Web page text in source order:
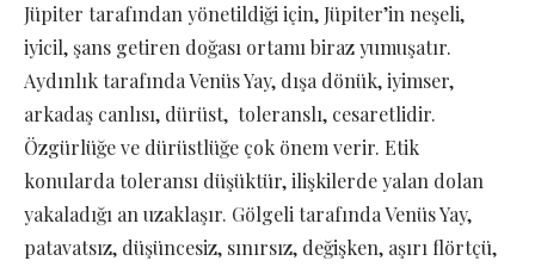
Jüpiter tarafından yönetildiği için, Jüpiter’in neşeli,
iyicil, şans getiren doğası ortamı biraz yumuşatır.
Aydınlık tarafında Venüs Yay, dışa dönük, iyimser,
arkadaş canlısı, dürüst, toleranslı, cesaretlidir.
Özgürlüğe ve dürüstlüğe çok önem verir. Etik
konularda toleransı düşüktür, ilişkilerde yalan dolan
yakaladığı an uzaklaşır. Gölgeli tarafında Venüs Yay,
patavatsız, düşüncesiz, sınırsız, değişken, aşırı flörtçü,